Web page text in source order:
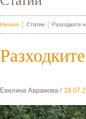
Начало Статии Разходките
Евелина Аврамова/